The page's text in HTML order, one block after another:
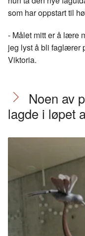
som har oppstart til
- Målet mitt er å lære
jeg lyst å bli faglærer
Viktoria.
Noen av
lagde i løpet